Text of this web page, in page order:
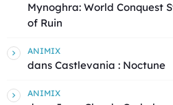
Mynoghra: World Conquest
of Ruin
ANIMIX
dans Castlevania : Noctune
ANIMIX